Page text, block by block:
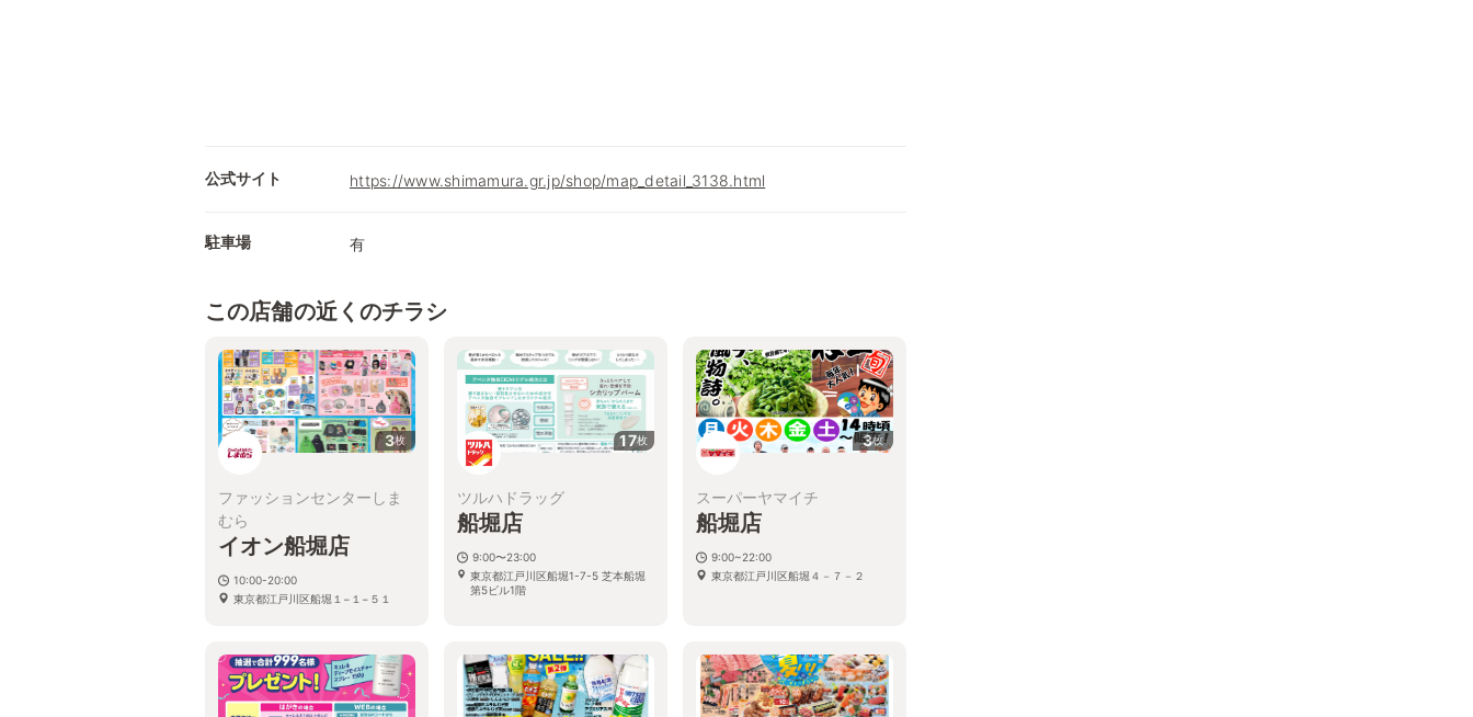
公式サイト https://www.shimamura.gr.jp/shop/map_detail_3138.html
駐車場 有
この店舗の近くのチラシ
3枚
ファッションセンターしま
むら
イオン船堀店
10:00-20:00
東京都江戸川区船堀１−１−５１
17枚
ツルハドラッグ
船堀店
9:00〜23:00
東京都江戸川区船堀1-7-5 芝本船堀
第5ビル1階
3枚
スーパーヤマイチ
船堀店
9:00~22:00
東京都江戸川区船堀４－７－２